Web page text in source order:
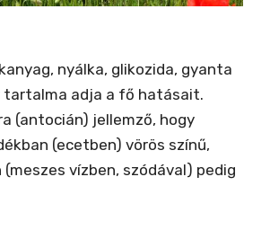
nyálka, glikozida, gyanta
tartalma adja a fő hatásait.
(antocián) jellemző, hogy
(ecetben) vörös színű,
vízben, szódával) pedig